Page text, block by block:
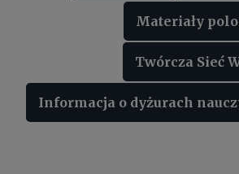
Materiały
Twórcza Sieć
Informacja o dyżurach